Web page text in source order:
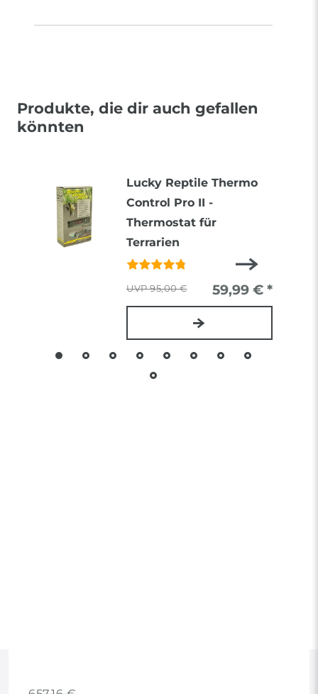
Produkte, die dir auch gefallen
könnten
Lucky Reptile Thermo
Control Pro II -
Thermostat für
Terrarien
95,00 € 59,99 € *